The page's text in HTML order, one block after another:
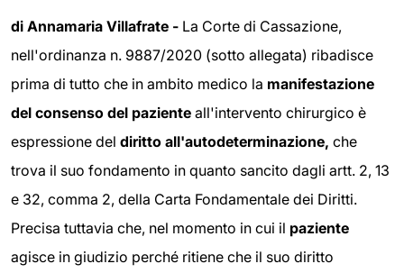
di Annamaria Villafrate - La Corte di Cassazione,
nell'ordinanza n. 9887/2020 (sotto allegata) ribadisce
prima di tutto che in ambito medico la manifestazione
del consenso del paziente all'intervento chirurgico è
espressione del diritto all'autodeterminazione, che
trova il suo fondamento in quanto sancito dagli artt. 2, 13
e 32, comma 2, della Carta Fondamentale dei Diritti.
Precisa tuttavia che, nel momento in cui il paziente
agisce in giudizio perché ritiene che il suo diritto